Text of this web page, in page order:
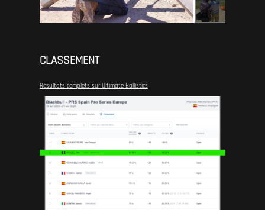
CLASSEMENT
Résultats complets sur Ultimate Ballistics